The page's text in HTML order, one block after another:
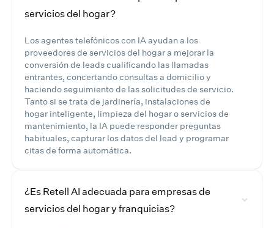
servicios del hogar?
Los agentes telefónicos con IA ayudan a los
proveedores de servicios del hogar a mejorar la
conversión de leads cualificando las llamadas
entrantes, concertando consultas a domicilio y
haciendo seguimiento de las solicitudes de servicio.
Tanto si se trata de jardinería, instalaciones de
hogar inteligente, limpieza del hogar o servicios de
mantenimiento, la IA puede responder preguntas
habituales, capturar los datos del lead y programar
citas de forma automática.
¿Es Retell AI adecuada para empresas de
servicios del hogar y franquicias?